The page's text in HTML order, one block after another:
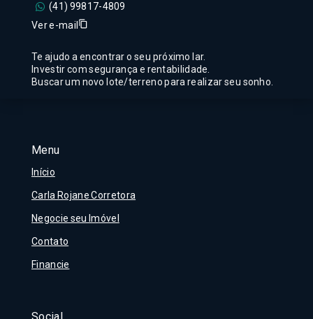
Menu
Início
Carla Rojane Corretora
Negocie seu Imóvel
Contato
Financie
(41) 99817-4809
Ver e-mail
Te ajudo a encontrar o seu próximo lar.
Investir com segurança e rentabilidade.
Buscar um novo lote/terreno para realizar seu sonho.